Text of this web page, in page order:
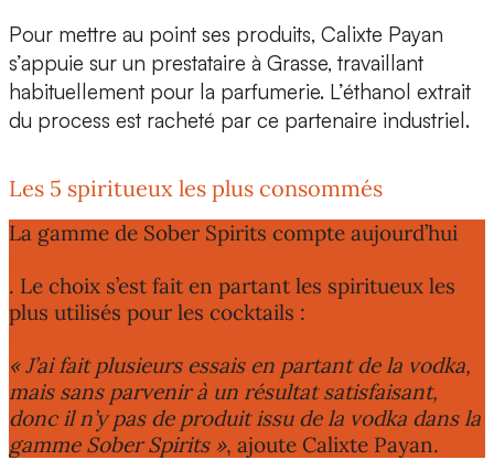
Pour mettre au point ses produits, Calixte Payan
s’appuie sur un prestataire à Grasse, travaillant
habituellement pour la parfumerie. L’éthanol extrait
du process est racheté par ce partenaire industriel.
Les 5 spiritueux les plus consommés
La gamme de Sober Spirits compte aujourd’hui
. Le choix s’est fait en partant les spiritueux les
plus utilisés pour les cocktails :
« J’ai fait plusieurs essais en partant de la vodka,
mais sans parvenir à un résultat satisfaisant,
donc il n’y pas de produit issu de la vodka dans la
gamme Sober Spirits », ajoute Calixte Payan.